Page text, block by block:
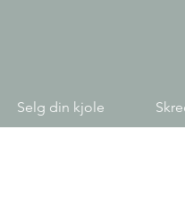
Selg din kjole